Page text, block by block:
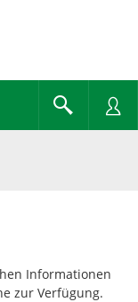
Informationen
zur Verfügung.